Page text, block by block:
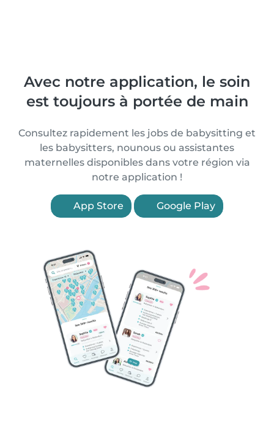
Avec notre application, le soin
est toujours à portée de main
Consultez rapidement les jobs de babysitting et
les babysitters, nounous ou assistantes
maternelles disponibles dans votre région via
notre application !
App Store Google Play